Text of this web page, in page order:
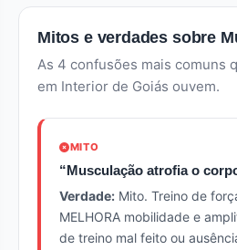
Mitos e verdades sobre
As 4 confusões mais comuns
em Interior de Goiás ouvem.
MITO
“Musculação atrofia o
Verdade: Mito. Treino de
MELHORA mobilidade e
de treino mal feito ou